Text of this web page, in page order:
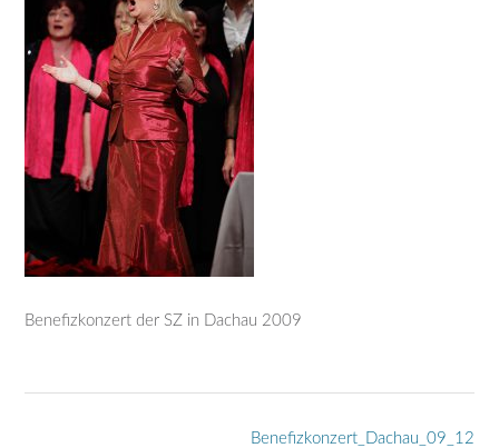
Benefizkonzert der SZ in Dachau 2009
Benefizkonzert_Dachau_09_12